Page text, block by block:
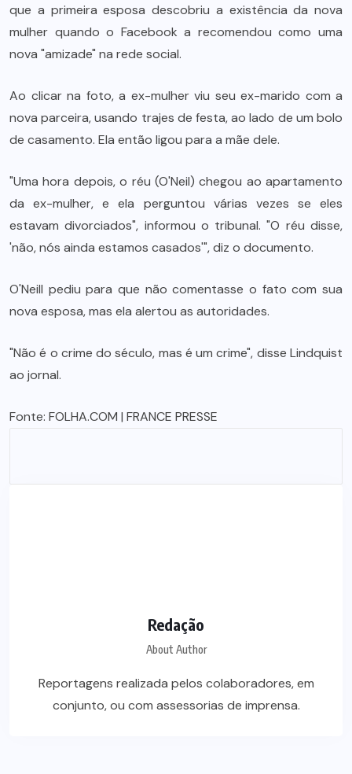
que a primeira esposa descobriu a existência da nova
mulher quando o Facebook a recomendou como uma
nova "amizade" na rede social.
Ao clicar na foto, a ex-mulher viu seu ex-marido com a
nova parceira, usando trajes de festa, ao lado de um bolo
de casamento. Ela então ligou para a mãe dele.
"Uma hora depois, o réu (O'Neil) chegou ao apartamento
da ex-mulher, e ela perguntou várias vezes se eles
estavam divorciados", informou o tribunal. "O réu disse,
'não, nós ainda estamos casados'", diz o documento.
O'Neill pediu para que não comentasse o fato com sua
nova esposa, mas ela alertou as autoridades.
"Não é o crime do século, mas é um crime", disse Lindquist
ao jornal.
Fonte: FOLHA.COM | FRANCE PRESSE
Redação
About Author
Reportagens realizada pelos colaboradores, em
conjunto, ou com assessorias de imprensa.